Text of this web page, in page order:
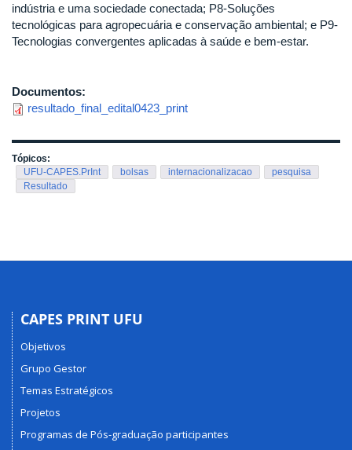
indústria e uma sociedade conectada; P8-Soluções
tecnológicas para agropecuária e conservação ambiental; e P9-
Tecnologias convergentes aplicadas à saúde e bem-estar.
Documentos:
resultado_final_edital0423_print
Tópicos:
UFU-CAPES.PrInt
bolsas internacionalizacao
pesquisa
Resultado
CAPES PRINT UFU
Objetivos
Grupo Gestor
Temas Estratégicos
Projetos
Programas de Pós-graduação participantes